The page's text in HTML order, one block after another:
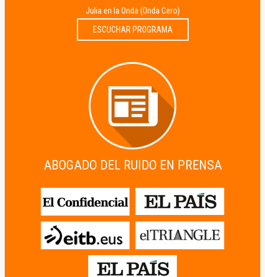
Julia en la Onda (Onda Cero)
ESCUCHAR PROGRAMA
ABOGADO DEL RUIDO EN PRENSA